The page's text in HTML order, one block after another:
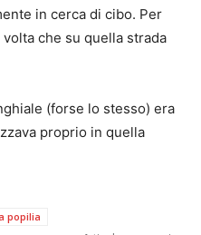
in cerca di cibo. Per
che su quella strada
(forse lo stesso) era
proprio in quella
popilia